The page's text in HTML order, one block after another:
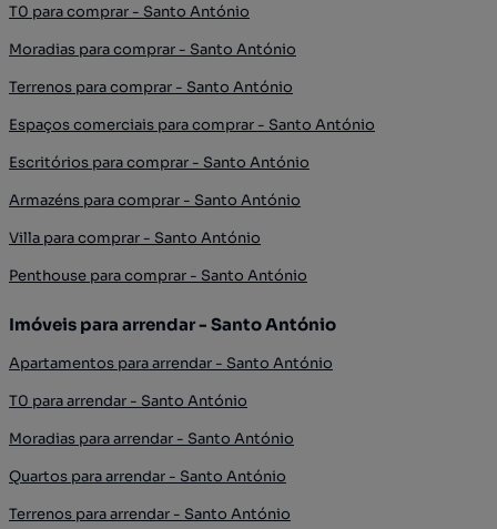
T0 para comprar - Santo António
Moradias para comprar - Santo António
Terrenos para comprar - Santo António
Espaços comerciais para comprar - Santo António
Escritórios para comprar - Santo António
Armazéns para comprar - Santo António
Villa para comprar - Santo António
Penthouse para comprar - Santo António
Imóveis para arrendar - Santo António
Apartamentos para arrendar - Santo António
T0 para arrendar - Santo António
Moradias para arrendar - Santo António
Quartos para arrendar - Santo António
Terrenos para arrendar - Santo António